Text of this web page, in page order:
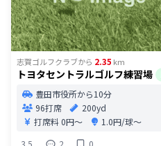
志賀ゴルフクラブから 2.35 km
トヨタセントラルゴルフ練習場
豊田市役所から10分
96打席
200yd
打席料0円〜
1.0円/球〜
3.5
2
0